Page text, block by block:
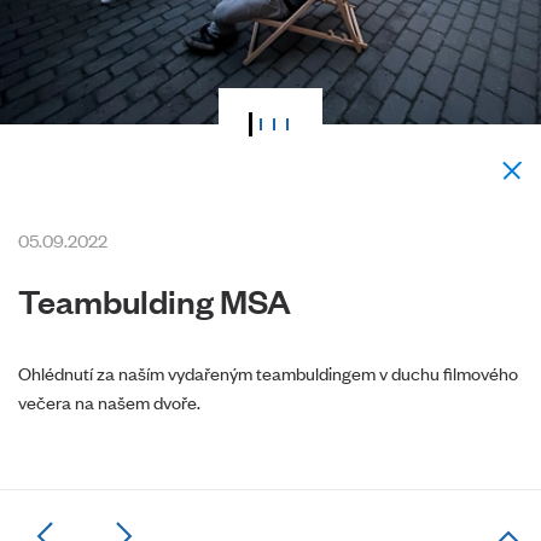
05.09.2022
Teambulding MSA
Ohlédnutí za naším vydařeným teambuldingem v duchu filmového
večera na našem dvoře.